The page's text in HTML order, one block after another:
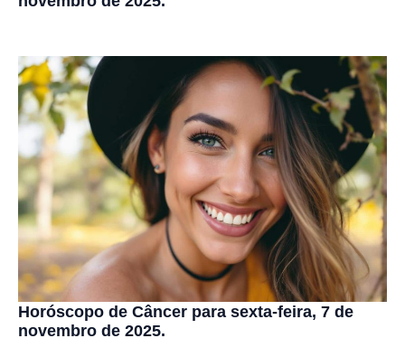
Horóscopo de Câncer para sexta-feira, 7 de
novembro de 2025.